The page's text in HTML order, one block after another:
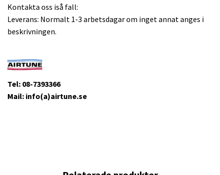
Kontakta oss iså fall:
Leverans: Normalt 1-3 arbetsdagar om inget annat anges i
beskrivningen.
Tel: 08-7393366
Mail: info(a)airtune.se